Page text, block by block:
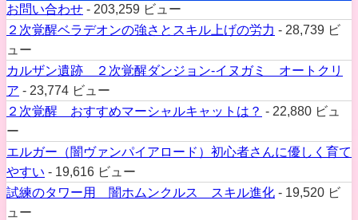
お問い合わせ - 203,259 ビュー
２次覚醒ベラデオンの強さとスキル上げの労力 - 28,739 ビ
ュー
カルザン遺跡 ２次覚醒ダンジョン-イヌガミ オートクリ
ア - 23,774 ビュー
２次覚醒 おすすめマーシャルキャットは？ - 22,880 ビュ
ー
エルガー（闇ヴァンパイアロード）初心者さんに優しく育て
やすい - 19,616 ビュー
試練のタワー用 闇ホムンクルス スキル進化 - 19,520 ビ
ュー